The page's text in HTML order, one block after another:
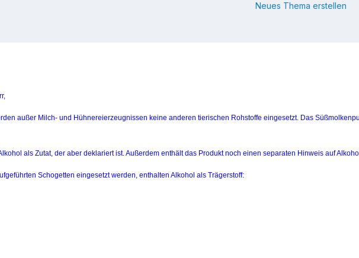
Neues Thema erstellen
außer Milch- und Hühnereierzeugnissen keine anderen tierischen Rohstoffe eingesetzt. Das
als Zutat, der aber deklariert ist. Außerdem enthält das Produkt noch einen separaten Hinweis auf
Schogetten eingesetzt werden, enthalten Alkohol als Trägerstoff: